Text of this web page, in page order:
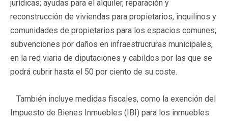
jurídicas; ayudas para el alquiler, reparación y
reconstrucción de viviendas para propietarios, inquilinos y
comunidades de propietarios para los espacios comunes;
subvenciones por daños en infraestrucruras municipales,
en la red viaria de diputaciones y cabildos por las que se
podrá cubrir hasta el 50 por ciento de su coste.
También incluye medidas fiscales, como la exención del
Impuesto de Bienes Inmuebles (IBI) para los inmuebles